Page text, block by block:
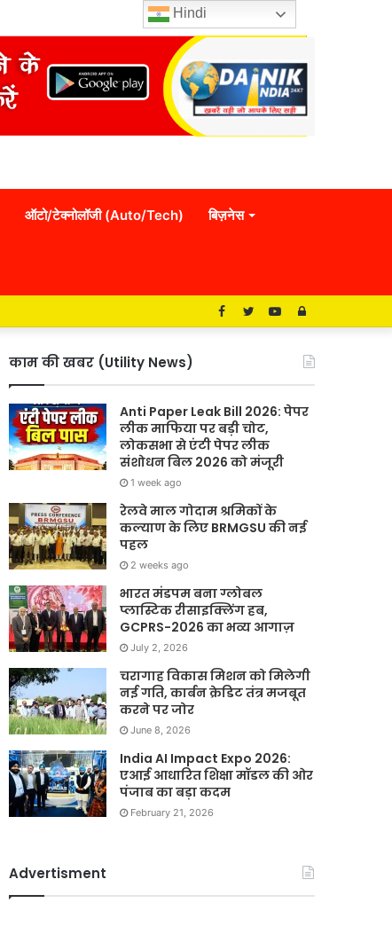
ऑटो/टेक्नोलॉजी (Auto/Tech) बिज़नेस
Log
YouTube
Twitter
Facebook
काम की खबर (Utility News)
Anti Paper Leak Bill 2026: पेपर
लीक माफिया पर बड़ी चोट,
लोकसभा से एंटी पेपर लीक
संशोधन बिल 2026 को मंजूरी
1 week ago
रेलवे माल गोदाम श्रमिकों के
कल्याण के लिए BRMGSU की नई
पहल
2 weeks ago
भारत मंडपम बना ग्लोबल
प्लास्टिक रीसाइक्लिंग हब,
GCPRS-2026 का भव्य आगाज़
July 2, 2026
चरागाह विकास मिशन को मिलेगी
नई गति, कार्बन क्रेडिट तंत्र मजबूत
करने पर जोर
June 8, 2026
India AI Impact Expo 2026:
एआई आधारित शिक्षा मॉडल की ओर
पंजाब का बड़ा कदम
February 21, 2026
Advertisment
Hindi